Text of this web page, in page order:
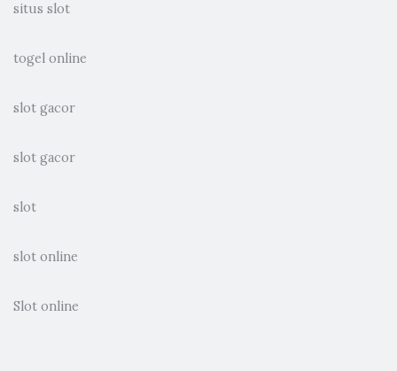
situs slot
togel online
slot gacor
slot gacor
slot
slot online
Slot online